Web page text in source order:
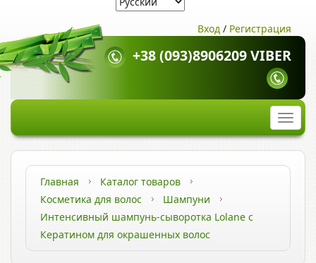
Вход / Регистрация
+38 (093)8906209 VIBER
Главная
Каталог товаров
Косметика для волос
Шампуни
Интенсивный шампунь-сыворотка Lolane с
Кератином для окрашенных волос